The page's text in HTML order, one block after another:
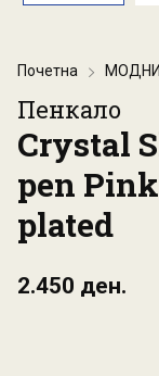
Почетна
Пенкало
Crystal
pen
plated
2.450 ден.